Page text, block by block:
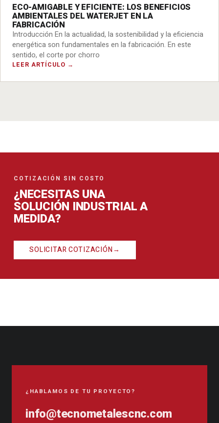
ECO-AMIGABLE Y EFICIENTE: LOS BENEFICIOS
AMBIENTALES DEL WATERJET EN LA
FABRICACIÓN
Introducción En la actualidad, la sostenibilidad y la eficiencia
energética son fundamentales en la fabricación. En este
sentido, el corte por chorro
LEER ARTÍCULO →
COTIZACIÓN SIN COSTO
¿NECESITAS UNA
SOLUCIÓN INDUSTRIAL A
MEDIDA?
SOLICITAR COTIZACIÓN→
¿HABLAMOS DE TU PROYECTO?
info@tecnometalescnc.com